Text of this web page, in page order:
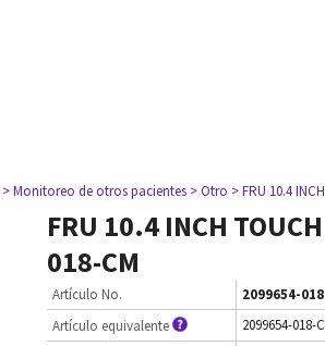
> Monitoreo de otros pacientes > Otro > FRU 10.4
FRU 10.4 INCH
018-CM
Artículo No.
2099654-
Artículo equivalente
2099654-018-